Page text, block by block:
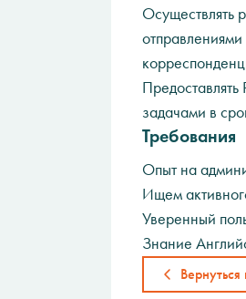
Осуществлять
задачами в
Требования
Опыт на
Ищем
Уверенный
Знание
Вернуться